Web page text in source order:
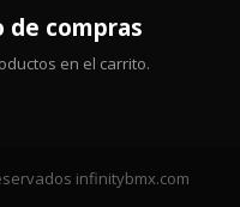
de compras
en el carrito.
infinitybmx.com